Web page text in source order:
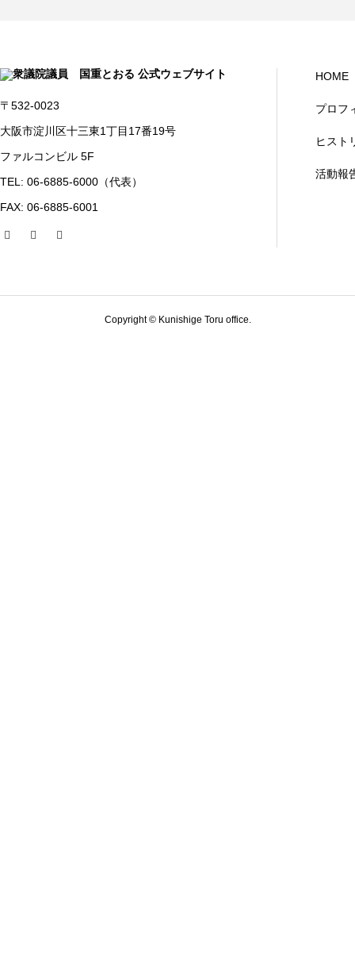
〒532-0023
大阪市淀川区十三東1丁目17番19号
ファルコンビル 5F
TEL: 06-6885-6000（代表）
FAX: 06-6885-6001
HOME
プロフ
ヒスト
活動報
Copyright © Kunishige Toru office.